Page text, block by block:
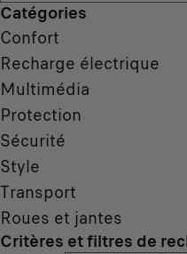
Catégories
Confort
Recharge électrique
Multimédia
Protection
Sécurité
Style
Transport
Roues et jantes
Critères et filtres de